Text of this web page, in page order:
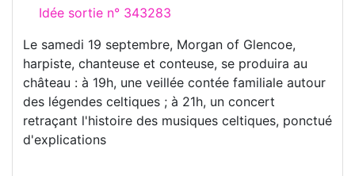
Idée sortie n° 343283
Le samedi 19 septembre, Morgan of Glencoe,
harpiste, chanteuse et conteuse, se produira au
château : à 19h, une veillée contée familiale autour
des légendes celtiques ; à 21h, un concert
retraçant l'histoire des musiques celtiques, ponctué
d'explications